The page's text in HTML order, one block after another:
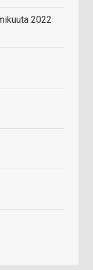
2022